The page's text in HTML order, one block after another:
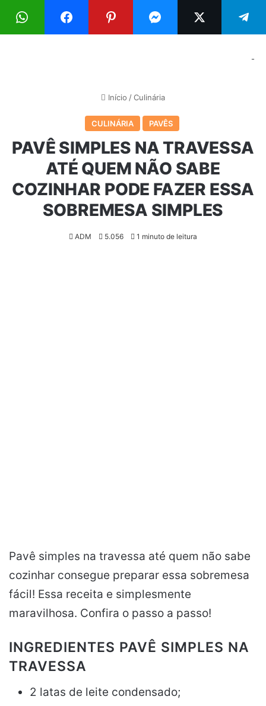
Menu
-
Início /Culinária
CULINÁRIA PAVÊS
PAVÊ SIMPLES NA TRAVESSA
ATÉ QUEM NÃO SABE
COZINHAR PODE FAZER ESSA
SOBREMESA SIMPLES
ADM 5.056 1 minuto de leitura
Pavê simples na travessa até quem não sabe
cozinhar consegue preparar essa sobremesa
fácil! Essa receita e simplesmente
maravilhosa. Confira o passo a passo!
INGREDIENTES PAVÊ SIMPLES NA
TRAVESSA
2 latas de leite condensado;